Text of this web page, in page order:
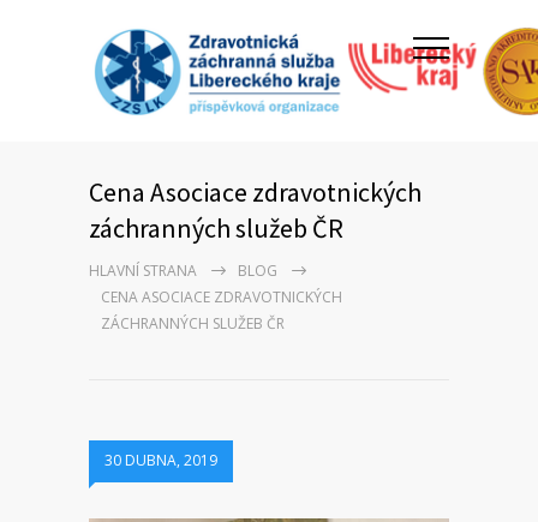
Cena Asociace zdravotnických
záchranných služeb ČR
HLAVNÍ STRANA
BLOG
CENA ASOCIACE ZDRAVOTNICKÝCH
ZÁCHRANNÝCH SLUŽEB ČR
30 DUBNA, 2019